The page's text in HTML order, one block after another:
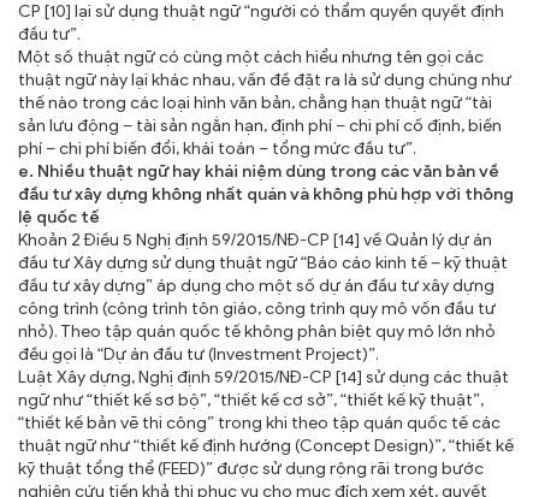
CP [10] lại sử dụng thuật ngữ “người có thẩm quyền quyết định
đầu tư”.
Một số thuật ngữ có cùng một cách hiểu nhưng tên gọi các
thuật ngữ này lại khác nhau, vấn đề đặt ra là sử dụng chúng như
thế nào trong các loại hình văn bản, chẳng hạn thuật ngữ “tài
sản lưu động – tài sản ngắn hạn, định phí – chi phí cố định, biến
phí – chi phí biến đổi, khái toán – tổng mức đầu tư”.
e. Nhiều thuật ngữ hay khái niệm dùng trong các văn bản về
đầu tư xây dựng không nhất quán và không phù hợp với thông
lệ quốc tế
Khoản 2 Điều 5 Nghị định 59/2015/NĐ-CP [14] về Quản lý dự án
đầu tư Xây dựng sử dụng thuật ngữ “Báo cáo kinh tế – kỹ thuật
đầu tư xây dựng” áp dụng cho một số dự án đầu tư xây dựng
công trình (công trình tôn giáo, công trình quy mô vốn đầu tư
nhỏ). Theo tập quán quốc tế không phân biệt quy mô lớn nhỏ
đều gọi là “Dự án đầu tư (Investment Project)”.
Luật Xây dựng, Nghị định 59/2015/NĐ-CP [14] sử dụng các thuật
ngữ như “thiết kế sơ bộ”, “thiết kế cơ sở”, “thiết kế kỹ thuật”,
“thiết kế bản vẽ thi công” trong khi theo tập quán quốc tế các
thuật ngữ như “thiết kế định hướng (Concept Design)”, “thiết kế
kỹ thuật tổng thể (FEED)” được sử dụng rộng rãi trong bước
nghiên cứu tiền khả thi phục vụ cho mục đích xem xét, quyết